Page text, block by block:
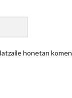
honetan